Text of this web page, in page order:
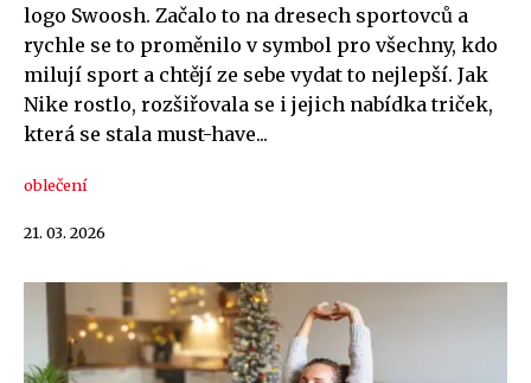
logo Swoosh. Začalo to na dresech sportovců a
rychle se to proměnilo v symbol pro všechny, kdo
milují sport a chtějí ze sebe vydat to nejlepší. Jak
Nike rostlo, rozšiřovala se i jejich nabídka triček,
která se stala must-have...
oblečení
21. 03. 2026